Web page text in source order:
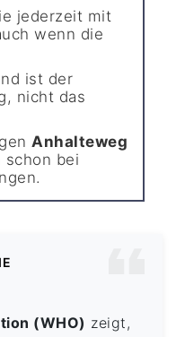
jederzeit mit
wenn die
ist der
nicht das
Anhalteweg
schon bei
(WHO) zeigt,